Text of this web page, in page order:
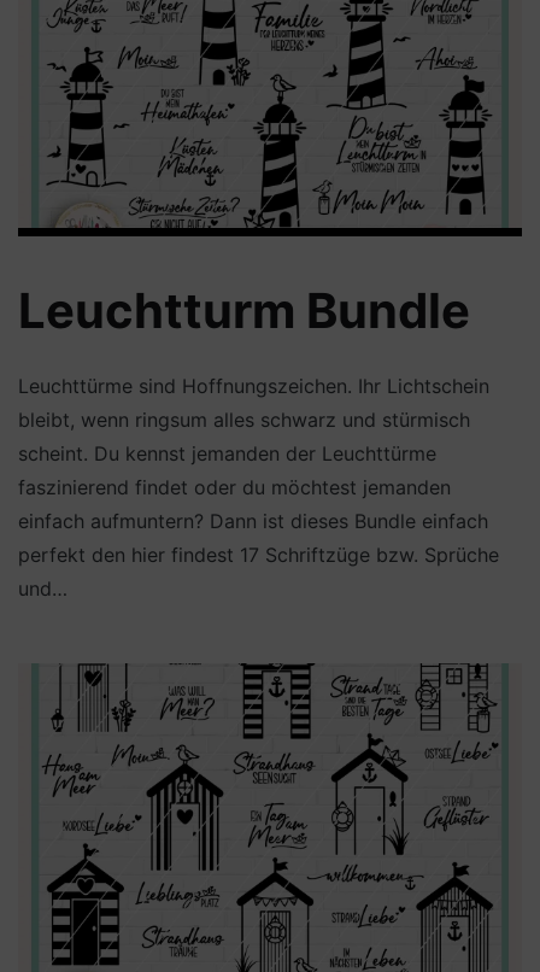
Leuchtturm Bundle
Leuchttürme sind Hoffnungszeichen. Ihr Lichtschein
bleibt, wenn ringsum alles schwarz und stürmisch
scheint. Du kennst jemanden der Leuchttürme
faszinierend findet oder du möchtest jemanden
einfach aufmuntern? Dann ist dieses Bundle einfach
perfekt den hier findest 17 Schriftzüge bzw. Sprüche
und…